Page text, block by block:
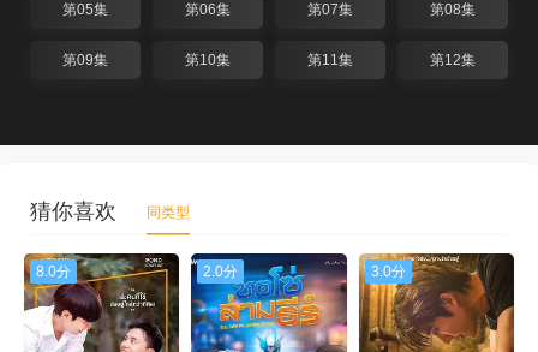
第05集 第06集 第07集 第08集
第09集 第10集 第11集 第12集
猜你喜欢 同类型
8.0分 2.0分 3.0分